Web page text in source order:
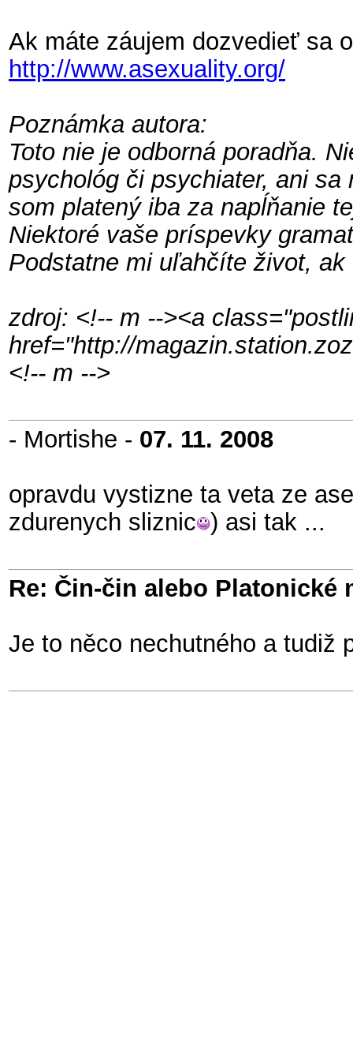
Ak máte záujem dozvedieť sa
http://www.asexuality.org/
Poznámka autora:
Toto nie je odborná poradňa.
psychológ či psychiater, ani
som platený iba za napĺňanie
Niektoré vaše príspevky
Podstatne mi uľahčíte život,
zdroj: <!-- m --><a
href="http://
<!-- m -->
- Mortishe - 07. 11. 2008
opravdu vystizne ta veta ze
zdurenych sliznic ) asi tak ...
Re: Čin-čin alebo Platonické
Je to něco nechutného a tudiž